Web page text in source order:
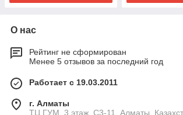
О нас
Рейтинг не сформирован
Менее 5 отзывов за последний год
Работает с 19.03.2011
г. Алматы
ТЦ ГУМ, 3 этаж, С3-11, Алматы,